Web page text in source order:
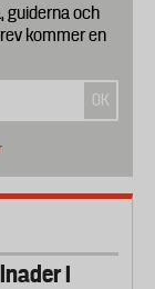
guiderna och
kommer en
i